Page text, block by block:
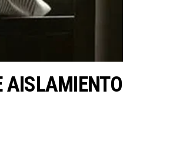
AISLAMIENTO